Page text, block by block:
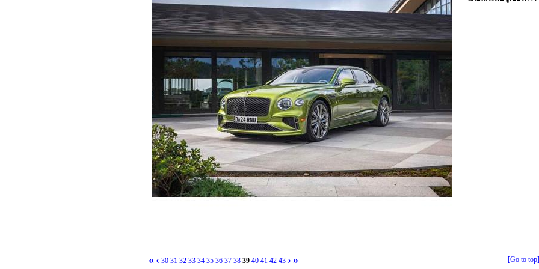
« ‹ 30 31 32 33 34 35 36 37 38 39 40 41 42 43 › » [Go to top]